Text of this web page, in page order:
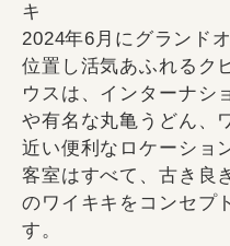
キ
2024年6月にグランド
位置し活気あふれるク
ウスは、インターナシ
や有名な丸亀うどん、
近い便利なロケーショ
客室はすべて、古き良
のワイキキをコンセプ
す。